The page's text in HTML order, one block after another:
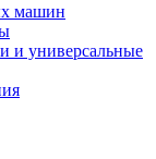
машин
и универсальные